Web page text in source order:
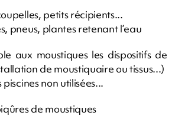
petits récipients...
pneus, plantes retenant l’eau
aux moustiques les dispositifs de
de moustiquaire ou tissus...)
non utilisées...
de moustiques